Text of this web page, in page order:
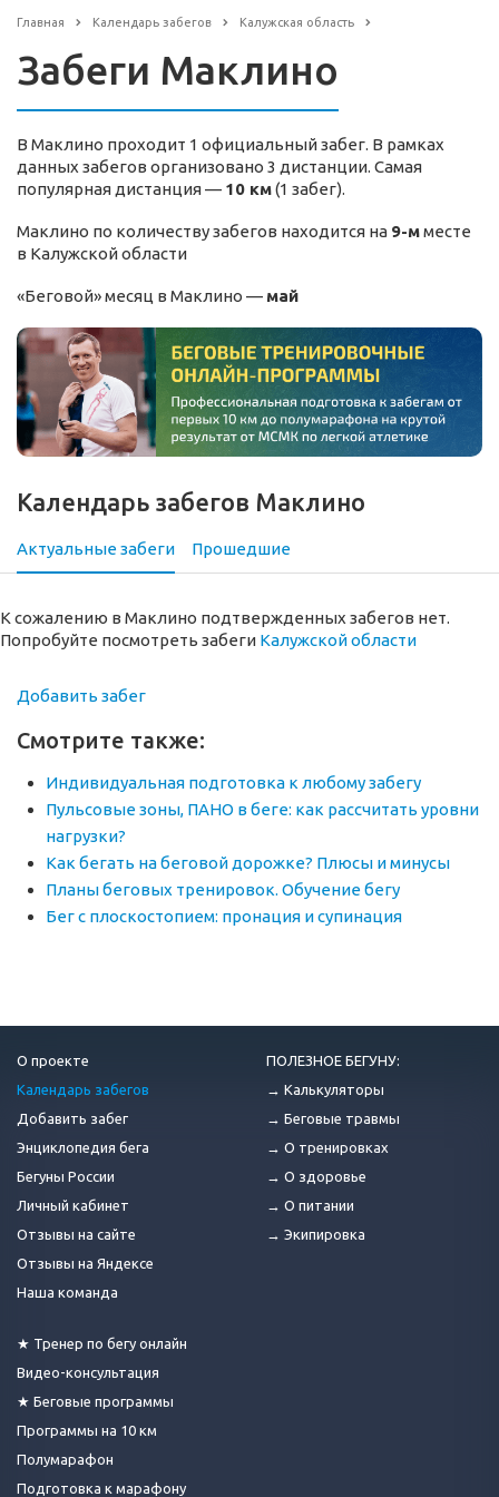
Главная Календарь забегов Калужская область
Забеги Маклино
В Маклино проходит 1 официальный забег. В рамках
данных забегов организовано 3 дистанции. Самая
популярная дистанция — 10 км(1 забег).
Маклино по количеству забегов находится на 9-мместе
в Калужской области
«Беговой» месяц в Маклино — май
Календарь забегов Маклино
Актуальные забеги Прошедшие
К сожалению в Маклино подтвержденных забегов нет.
Попробуйте посмотреть забеги Калужской области
Добавить забег
Смотрите также:
Индивидуальная подготовка к любому забегу
Пульсовые зоны, ПАНО в беге: как рассчитать уровни
нагрузки?
Как бегать на беговой дорожке? Плюсы и минусы
Планы беговых тренировок. Обучение бегу
Бег с плоскостопием: пронация и супинация
О проекте
Календарь забегов
Добавить забег
Энциклопедия бега
Бегуны России
Личный кабинет
Отзывы на сайте
Отзывы на Яндексе
Наша команда
★ Тренер по бегу онлайн
Видео-консультация
★ Беговые программы
Программы на 10 км
Полумарафон
Подготовка к марафону
ПОЛЕЗНОЕ БЕГУНУ:
→ Калькуляторы
→ Беговые травмы
→ О тренировках
→ О здоровье
→ О питании
→ Экипировка